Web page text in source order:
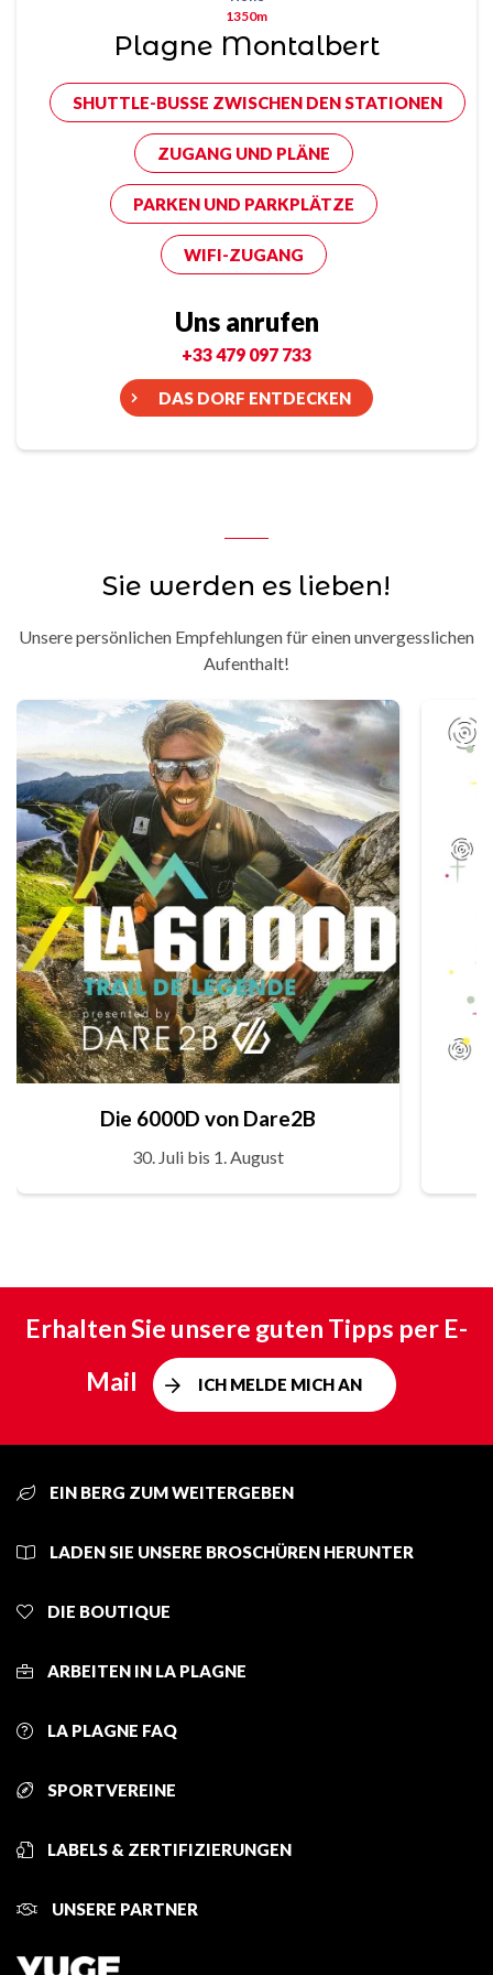
1350m
Plagne Montalbert
SHUTTLE-BUSSE ZWISCHEN DEN STATIONEN
ZUGANG UND PLÄNE
PARKEN UND PARKPLÄTZE
WIFI-ZUGANG
Uns anrufen
+33 479 097 733
DAS DORF ENTDECKEN
Sie werden es lieben!
Unsere persönlichen Empfehlungen für einen unvergesslichen
Aufenthalt!
Die 6000D von Dare2B
30. Juli bis 1. August
Erhalten Sie unsere guten Tipps per E-
Mail
ICH MELDE MICH AN
EIN BERG ZUM WEITERGEBEN
LADEN SIE UNSERE BROSCHÜREN HERUNTER
DIE BOUTIQUE
ARBEITEN IN LA PLAGNE
LA PLAGNE FAQ
SPORTVEREINE
LABELS & ZERTIFIZIERUNGEN
UNSERE PARTNER